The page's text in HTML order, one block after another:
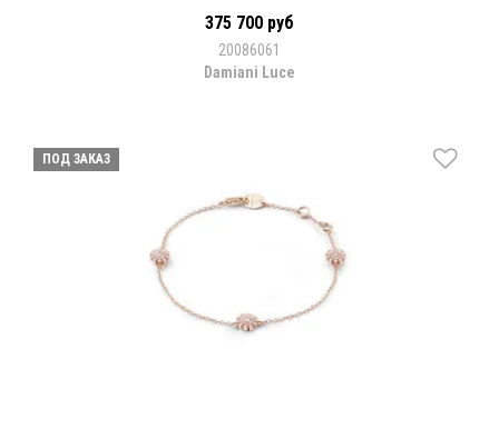
375 700 руб
20086061
Damiani Luce
ПОД ЗАКАЗ